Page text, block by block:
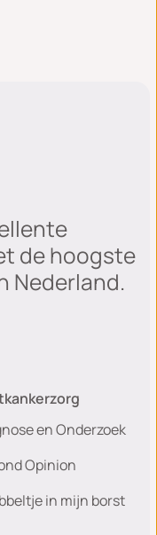
de hoogste
Nederland.
en Onderzoek
Opinion
in mijn borst